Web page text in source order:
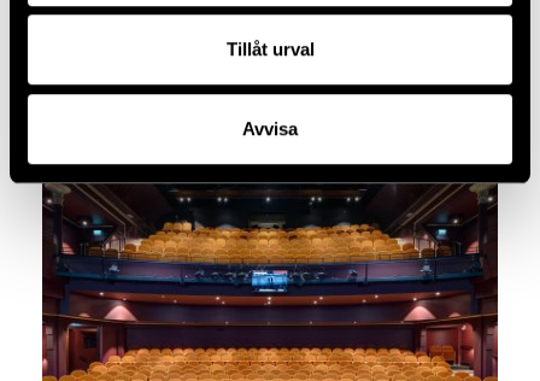
Tillåt urval
Avvisa
MÄLARDALENS HÖGSKOLA, CAMPUS
ESKILSTUNA, NOMINERAT TILL GULDSTOLEN